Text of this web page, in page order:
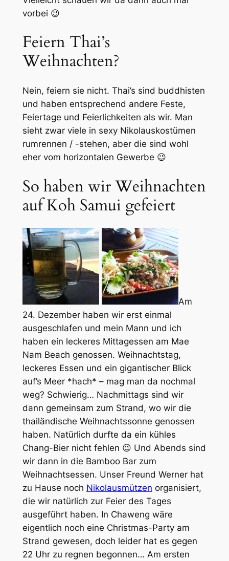
vorbei 😉
Feiern Thai’s
Weihnachten?
Nein, feiern sie nicht. Thai’s sind buddhisten
und haben entsprechend andere Feste,
Feiertage und Feierlichkeiten als wir. Man
sieht zwar viele in sexy Nikolauskostümen
rumrennen / -stehen, aber die sind wohl
eher vom horizontalen Gewerbe 😉
So haben wir Weihnachten
auf Koh Samui gefeiert
Am
24. Dezember haben wir erst einmal
ausgeschlafen und mein Mann und ich
haben ein leckeres Mittagessen am Mae
Nam Beach genossen. Weihnachtstag,
leckeres Essen und ein gigantischer Blick
auf’s Meer *hach* – mag man da nochmal
weg? Schwierig… Nachmittags sind wir
dann gemeinsam zum Strand, wo wir die
thailändische Weihnachtssonne genossen
haben. Natürlich durfte da ein kühles
Chang-Bier nicht fehlen 😉 Und Abends sind
wir dann in die Bamboo Bar zum
Weihnachtsessen. Unser Freund Werner hat
zu Hause noch Nikolausmützen organisiert,
die wir natürlich zur Feier des Tages
ausgeführt haben. In Chaweng wäre
eigentlich noch eine Christmas-Party am
Strand gewesen, doch leider hat es gegen
22 Uhr zu regnen begonnen… Am ersten